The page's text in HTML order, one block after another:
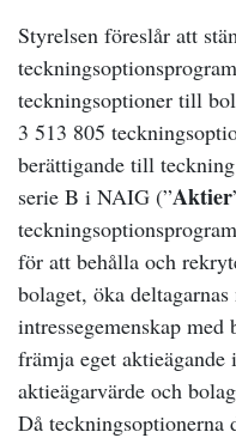
Styrelsen föreslår att
teckningsoptioner till
3 513 805
berättigande till
serie B i NAIG (”Aktier
för att behålla och
bolaget, öka
intressegemenskap med
främja eget
aktieägarvärde och
Då teckningsoptionerna